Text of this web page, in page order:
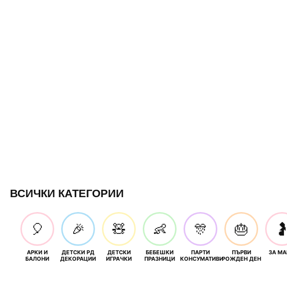
ВСИЧКИ КАТЕГОРИИ
🎈
АРКИ И
БАЛОНИ
🎉
ДЕТСКИ РД
ДЕКОРАЦИИ
🧸
ДЕТСКИ
ИГРАЧКИ
👶
БЕБЕШКИ
ПРАЗНИЦИ
🎊
ПАРТИ
КОНСУМАТИВИ
🎂
ПЪРВИ
РОЖДЕН ДЕН
🤰
ЗА